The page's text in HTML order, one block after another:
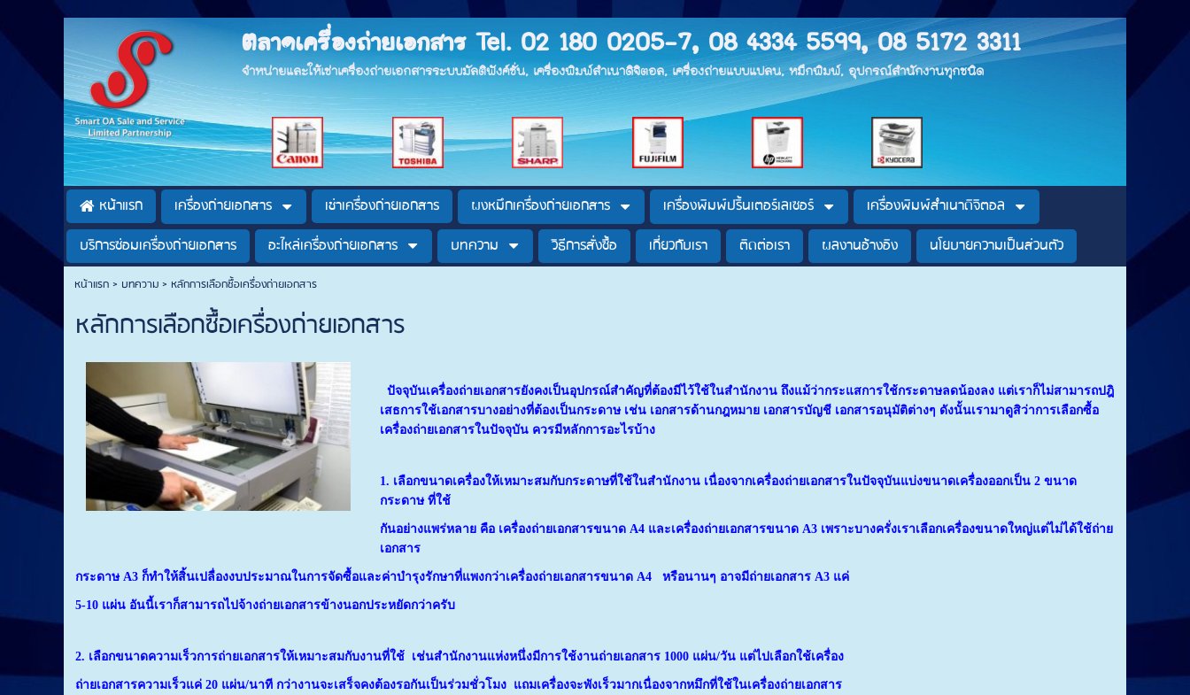
ตลาดเครื่องถ่ายเอกสาร Tel. 02 180 0205-7, 08 4334 5599, 08 5172 3311
จำหน่ายและให้เช่าเครื่องถ่ายเอกสารระบบมัลติฟังค์ชั่น, เครื่องพิมพ์สำเนาดิจิตอล, เครื่องถ่ายแบบแปลน, หมึกพิมพ์, อุปกรณ์สำนักงานทุกชนิด
หน้าแรก เครื่องถ่ายเอกสาร เช่าเครื่องถ่ายเอกสาร ผงหมึกเครื่องถ่ายเอกสาร เครื่องพิมพ์ปริ้นเตอร์เลเซอร์
เครื่องพิมพ์สำเนาดิจิตอล
บริการซ่อมเครื่องถ่ายเอกสาร
อะไหล่เครื่องถ่ายเอกสาร บทความ วิธีการสั่งซื้อ เกี่ยวกับเรา ติดต่อเรา ผลงานอ้างอิง นโยบายความเป็นส่วนตัว
หน้าแรก> บทความ> หลักการเลือกซื้อเครื่องถ่ายเอกสาร
หลักการเลือกซื้อเครื่องถ่ายเอกสาร
ปัจจุบันเครื่องถ่ายเอกสารยังคงเป็นอุปกรณ์สำคัญที่ต้องมีไว้ใช้ในสำนักงาน ถึงแม้ว่ากระแสการใช้กระดาษลดน้องลง แต่เราก็ไม่สามารถปฎิ
เสธการใช้เอกสารบางอย่างที่ต้องเป็นกระดาษ เช่น เอกสารด้านกฎหมาย เอกสารบัญชี เอกสารอนุมัติต่างๆ ดังนั้นเรามาดูสิว่าการเลือกซื้อ
เครื่องถ่ายเอกสารในปัจจุบัน ควรมีหลักการอะไรบ้าง
1. เลือกขนาดเครื่องให้เหมาะสมกับกระดาษที่ใช้ในสำนักงาน เนื่องจากเครื่องถ่ายเอกสารในปัจจุบันแบ่งขนาดเครื่องออกเป็น 2 ขนาด
กระดาษ ที่ใช้
กันอย่างแพร่หลาย คือ เครื่องถ่ายเอกสารขนาด A4 และเครื่องถ่ายเอกสารขนาด A3 เพราะบางครั่งเราเลือกเครื่องขนาดใหญ่แต่ไม่ได้ใช้ถ่าย
เอกสาร
กระดาษ A3 ก็ทำให้สิ้นเปลื่องงบประมาณในการจัดซื้อและค่าบำรุงรักษาที่แพงกว่าเครื่องถ่ายเอกสารขนาด A4 หรือนานๆ อาจมีถ่ายเอกสาร A3 แค่
5-10 แผ่น อันนี้เราก็สามารถไปจ้างถ่ายเอกสารข้างนอกประหยัดกว่าครับ
2. เลือกขนาดความเร็วการถ่ายเอกสารให้เหมาะสมกับงานที่ใช้ เช่นสำนักงานแห่งหนึ่งมีการใช้งานถ่ายเอกสาร 1000 แผ่น/วัน แต่ไปเลือกใช้เครื่อง
ถ่ายเอกสารความเร็วแค่ 20 แผ่น/นาที กว่างานจะเสร็จคงต้องรอกันเป็นร่วมชั่วโมง แถมเครื่องจะพังเร็วมากเนื่องจากหมึกที่ใช้ในเครื่องถ่ายเอกสาร